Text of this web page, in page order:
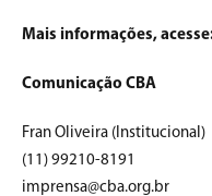
Mais informações,
Comunicação CBA
Fran Oliveira (Institucional)
(11) 99210-8191
imprensa@cba.org.br